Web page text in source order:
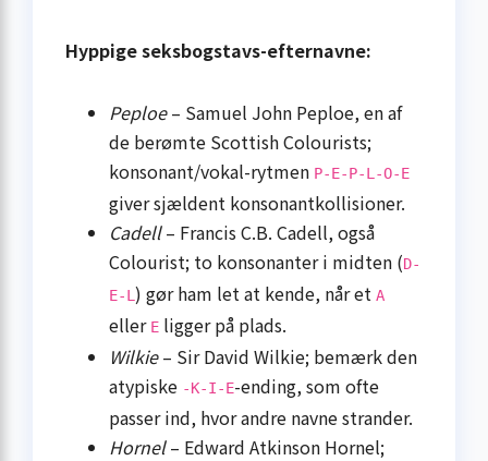
Hyppige seksbogstavs-efternavne:
Peploe– Samuel John Peploe, en af
de berømte Scottish Colourists;
konsonant/vokal-rytmen P-E-P-L-O-E
giver sjældent konsonantkollisioner.
Cadell– Francis C.B. Cadell, også
Colourist; to konsonanter i midten (D-
E-L ) gør ham let at kende, når et A
eller E ligger på plads.
Wilkie– Sir David Wilkie; bemærk den
atypiske -K-I-E-ending, som ofte
passer ind, hvor andre navne strander.
Hornel– Edward Atkinson Hornel;